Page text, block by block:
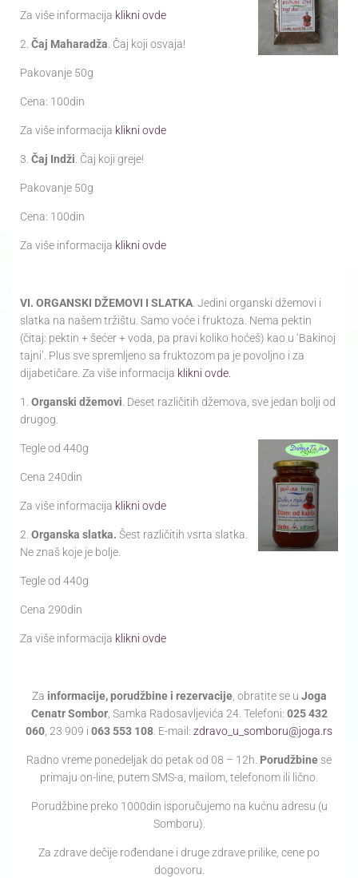
Za više informacija klikni ovde
2. Čaj Maharadža . Čaj koji osvaja!
Pakovanje 50g
Cena: 100din
Za više informacija klikni ovde
3. Čaj Indži . Čaj koji greje!
Pakovanje 50g
Cena: 100din
Za više informacija klikni ovde
VI. ORGANSKI DŽEMOVI I SLATKA . Jedini organski džemovi i
slatka na našem tržištu. Samo voće i fruktoza. Nema pektin
(čitaj: pektin + šećer + voda, pa pravi koliko hoćeš) kao u ‘Bakinoj
tajni’. Plus sve spremljeno sa fruktozom pa je povoljno i za
dijabetičare. Za više informacija klikni ovde.
1. Organski džemovi . Deset različitih džemova, sve jedan bolji od
drugog.
Tegle od 440g
Cena 240din
Za više informacija klikni ovde
2. Organska slatka. Šest različitih vsrta slatka.
Ne znaš koje je bolje.
Tegle od 440g
Cena 290din
Za više informacija klikni ovde
Za informacije, porudžbine i rezervacije, obratite se u Joga
Cenatr Sombor, Samka Radosavljevića 24. Telefoni: 025 432
060 , 23 909 i 063 553 108 . E-mail: zdravo_u_somboru@joga.rs
Radno vreme ponedeljak do petak od 08 – 12h. Porudžbine se
primaju on-line, putem SMS-a, mailom, telefonom ili lično.
Porudžbine preko 1000din isporučujemo na kućnu adresu (u
Somboru).
Za zdrave dečije rođendane i druge zdrave prilike, cene po
dogovoru.